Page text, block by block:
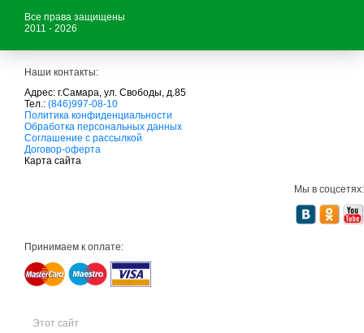
Все права защищены
2011 - 2026
Наши контакты:
Адрес: г.Самара, ул. Свободы, д.85
Тел.: (846)997-08-10
с
а
д
о
в
и
к
а
м
т
Политика конфиденциальности
Обработка персональных данных
Соглашение с рассылкой
Договор-оферта
Карта сайта
Мы в соцсетях:
Принимаем к оплате:
Этот сайт